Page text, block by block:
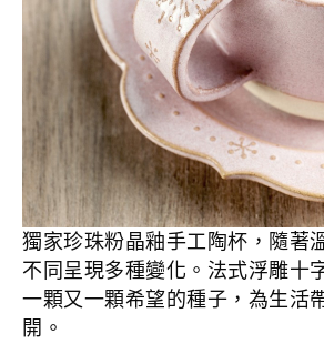
獨家珍珠粉晶釉手工陶杯，隨著
不同呈現多種變化。法式浮雕十
一顆又一顆希望的種子，為生活
開。